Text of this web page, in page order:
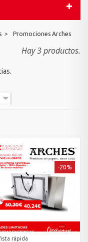
> Promociones Arches
Hay 3 productos.
rápida
-20%